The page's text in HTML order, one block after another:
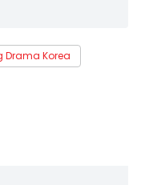
Drama Korea